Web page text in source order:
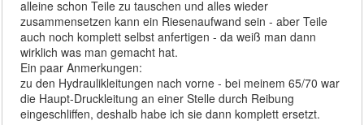
alleine schon Teile zu tauschen und alles wieder
zusammensetzen kann ein Riesenaufwand sein - aber Teile
auch noch komplett selbst anfertigen - da weiß man dann
wirklich was man gemacht hat.
Ein paar Anmerkungen:
zu den Hydraulikleitungen nach vorne - bei meinem 65/70 war
die Haupt-Druckleitung an einer Stelle durch Reibung
eingeschliffen, deshalb habe ich sie dann komplett ersetzt.